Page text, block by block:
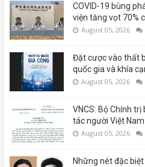
COVID-19 bùng
viện tăng vọt 70%
August 05, 2026
Đặt cược vào thất
quốc gia và khía
August 05, 2026
VNCS: Bộ Chính
tác người Việt
August 05, 2026
Những nét đặc